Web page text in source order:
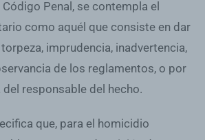
Penal, se contempla el
como aquél que consiste en dar
imprudencia, inadvertencia,
de los reglamentos, o por
responsable del hecho.
que, para el homicidio